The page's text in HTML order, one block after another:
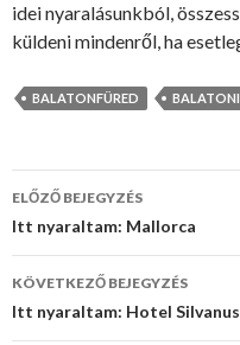
idei nyaralásunkból,
küldeni mindenről, ha
BALATONFÜRED
Bejegyzés
navigáció
ELŐZŐ BEJEGYZÉS
Itt nyaraltam: Mallorca
KÖVETKEZŐ BEJEGYZÉS
Itt nyaraltam: Hotel